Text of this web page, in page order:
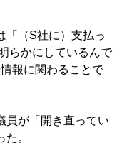
（S社に）支払っ
らかにしているんで
報に関わることで
が「開き直ってい
。